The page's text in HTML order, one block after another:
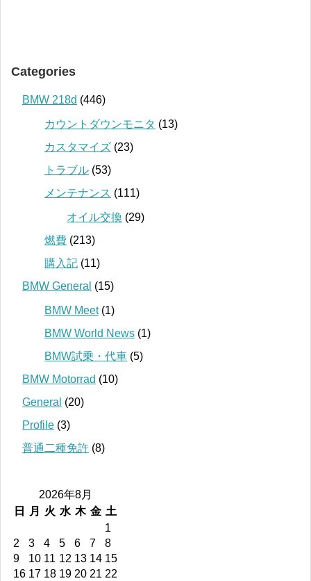
Categories
BMW 218d (446)
カウントダウンモニタ (13)
カスタマイズ (23)
トラブル (53)
メンテナンス (111)
オイル交換 (29)
燃費 (213)
購入記 (11)
BMW General (15)
BMW Meet(1)
BMW World News (1)
BMW試乗・代車 (5)
BMW Motorrad (10)
General (20)
Profile (3)
普通二種免許 (8)
2026年8月
日
月 火 水 木 金 土
1
2
3 4 5 6 7
8
9
10 11 12 13 14 15
16 17 18 19 20 21 22